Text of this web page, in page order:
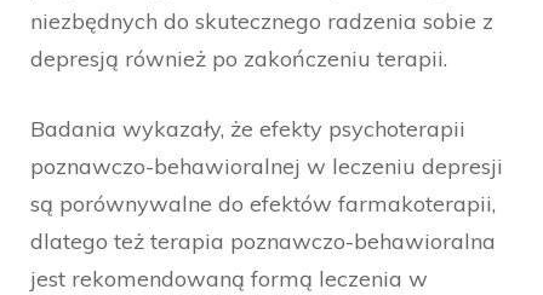
niezbędnych do skutecznego radzenia sobie z
depresją również po zakończeniu terapii.
Badania wykazały, że efekty psychoterapii
poznawczo-behawioralnej w leczeniu depresji
są porównywalne do efektów farmakoterapii,
dlatego też terapia poznawczo-behawioralna
jest rekomendowaną formą leczenia w